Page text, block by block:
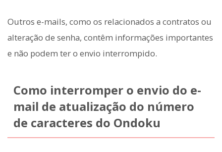
Outros e-mails, como os relacionados a contratos ou
alteração de senha, contêm informações importantes
e não podem ter o envio interrompido.
Como interromper o envio do e-
mail de atualização do número
de caracteres do Ondoku